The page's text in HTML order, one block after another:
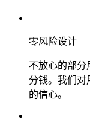
零风险设计
不放心的部分
分钱。我们对
的信心。